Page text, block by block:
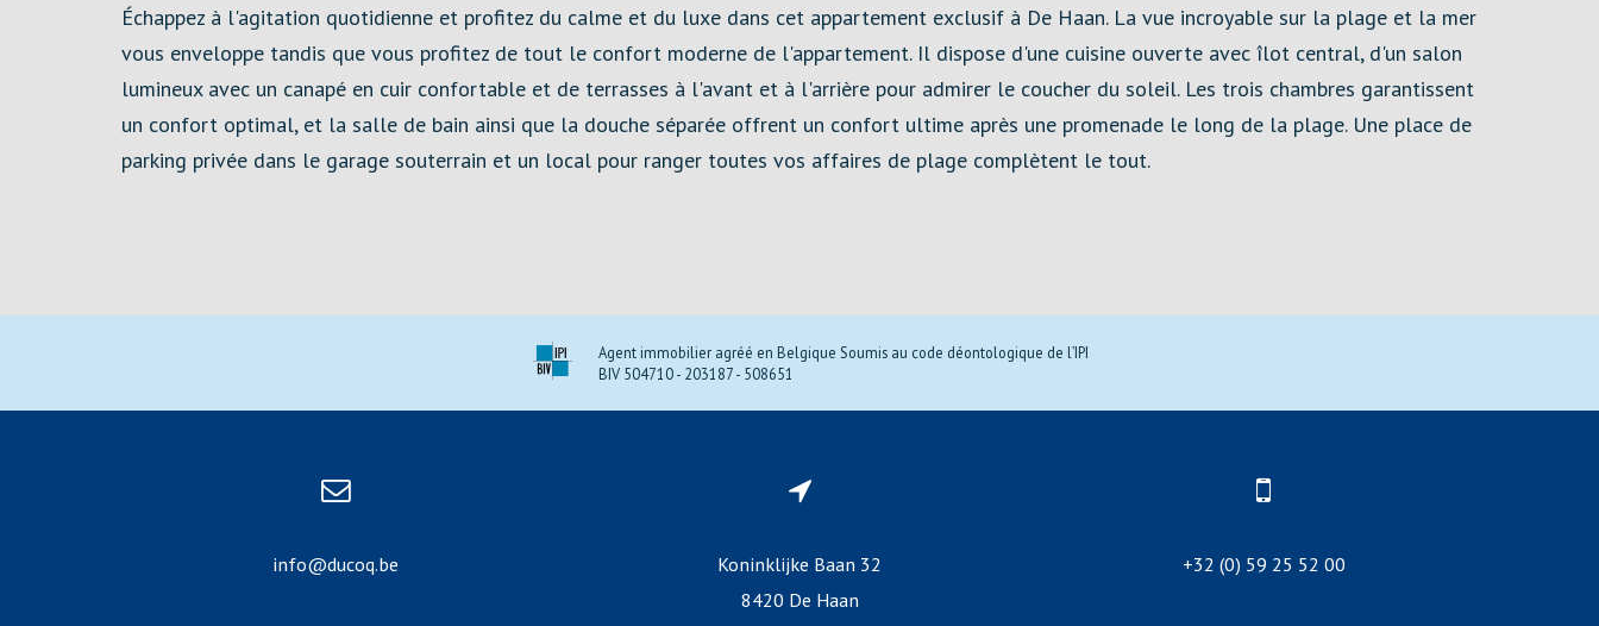
Échappez à l'agitation quotidienne et profitez du calme et du luxe dans cet appartement exclusif à De Haan. La vue incroyable sur la plage et la mer
vous enveloppe tandis que vous profitez de tout le confort moderne de l'appartement. Il dispose d'une cuisine ouverte avec îlot central, d'un salon
lumineux avec un canapé en cuir confortable et de terrasses à l'avant et à l'arrière pour admirer le coucher du soleil. Les trois chambres garantissent
un confort optimal, et la salle de bain ainsi que la douche séparée offrent un confort ultime après une promenade le long de la plage. Une place de
parking privée dans le garage souterrain et un local pour ranger toutes vos affaires de plage complètent le tout.
Agent immobilier agréé en Belgique Soumis au code déontologique de l’IPI
BIV 504710 - 203187 - 508651
info@ducoq.be
Koninklijke Baan 32
8420 De Haan
+32 (0) 59 25 52 00